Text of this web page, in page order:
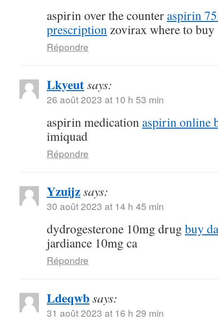
aspirin over the counter aspirin
prescriptionzovirax where to buy
Répondre
Lkyeutsays:
26 août 2023 at 10 h 53 min
aspirin medication aspirin online
imiquad
Répondre
Yzuijzsays:
30 août 2023 at 14 h 45 min
dydrogesterone 10mg drug buy
jardiance 10mg ca
Répondre
Ldeqwbsays:
31 août 2023 at 16 h 29 min